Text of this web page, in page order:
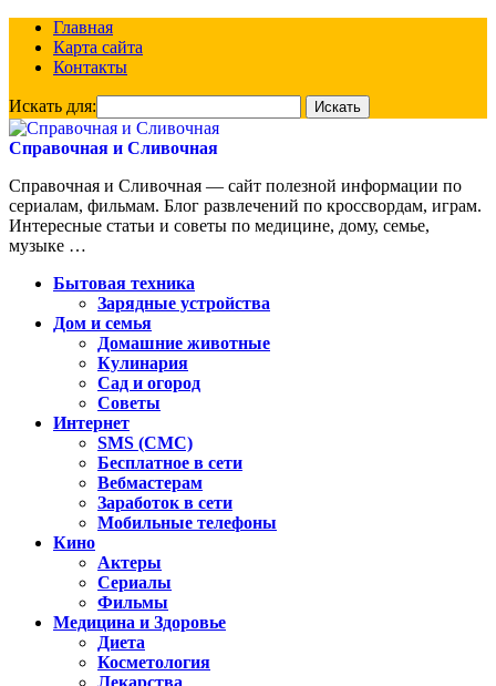
Главная
Карта сайта
Контакты
Искать для:
Справочная и Сливочная
Справочная и Сливочная — сайт полезной информации по
сериалам, фильмам. Блог развлечений по кроссвордам, играм.
Интересные статьи и советы по медицине, дому, семье,
музыке …
Бытовая техника
Зарядные устройства
Дом и семья
Домашние животные
Кулинария
Сад и огород
Советы
Интернет
SMS (СМС)
Бесплатное в сети
Вебмастерам
Заработок в сети
Мобильные телефоны
Кино
Актеры
Сериалы
Фильмы
Медицина и Здоровье
Диета
Косметология
Лекарства